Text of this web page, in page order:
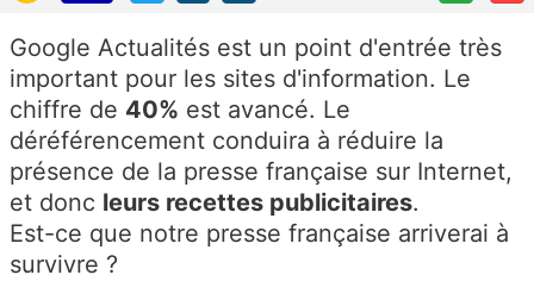
Google Actualités est un point d'entrée très
important pour les sites d'information. Le
chiffre de 40% est avancé. Le
déréférencement conduira à réduire la
présence de la presse française sur Internet,
et donc leurs recettes publicitaires.
Est-ce que notre presse française arriverai à
survivre ?